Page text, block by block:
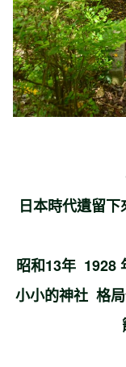
日本時代遺留
昭和13年 1928
小小的神社 格